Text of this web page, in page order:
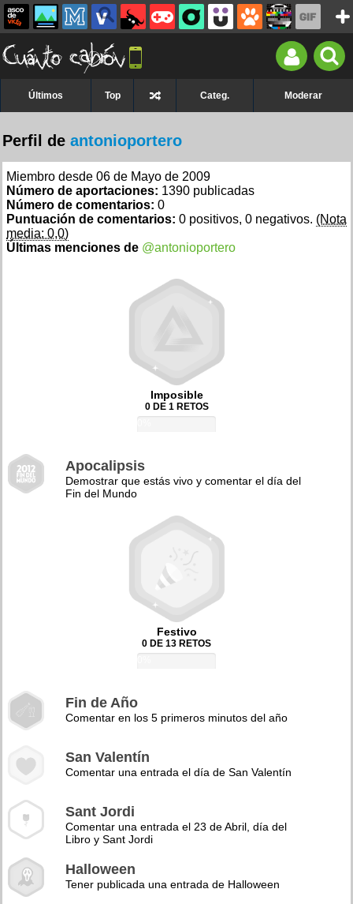
Últimos Top Categ. Moderar
Perfil de antonioportero
Miembro desde 06 de Mayo de 2009
Número de aportaciones: 1390 publicadas
Número de comentarios: 0
Puntuación de comentarios: 0 positivos, 0 negativos. (Nota
media: 0,0)
Últimas menciones de @antonioportero
Imposible
0 DE 1 RETOS
Apocalipsis
Demostrar que estás vivo y comentar el día del
Fin del Mundo
Festivo
0 DE 13 RETOS
Fin de Año
Comentar en los 5 primeros minutos del año
San Valentín
Comentar una entrada el día de San Valentín
Sant Jordi
Comentar una entrada el 23 de Abril, día del
Libro y Sant Jordi
Halloween
Tener publicada una entrada de Halloween